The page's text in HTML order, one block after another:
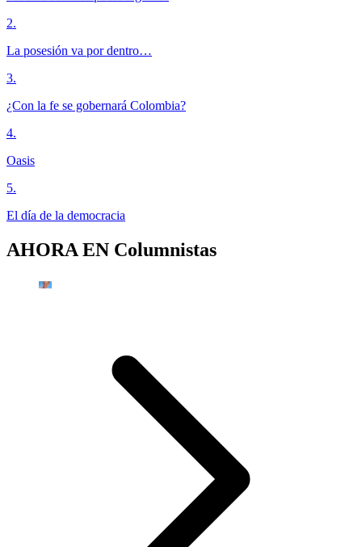
2.
La posesión va por dentro…
3.
¿Con la fe se gobernará Colombia?
4.
Oasis
5.
El día de la democracia
AHORA EN Columnistas